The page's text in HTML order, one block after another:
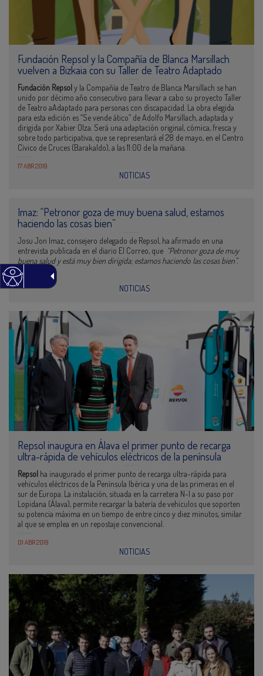
Fundación Repsol y la Compañía de Blanca Marsillach
vuelven a Bizkaia con su Taller de Teatro Adaptado
Fundación Repsoly la Compañía de Teatro de Blanca Marsillach se han
unido por décimo año consecutivo para llevar a cabo su proyecto Taller
de Teatro aAdaptado para personas con discapacidad. La obra elegida
para esta edición es “Se vende ático” de Adolfo Marsillach, adaptada y
dirigida por Xabier Olza. Será una adaptación original, cómica, fresca y
sobre todo participativa, que se representará el 28 de mayo, en el Centro
Cívico de Cruces (Barakaldo), a las 11:00 de la mañana.
17 ABR 2019
NOTICIAS
Imaz: “Petronor goza de muy buena salud, estamos
haciendo las cosas bien”
Josu Jon Imaz, consejero delegado de Repsol, ha afirmado en una
entrevista publicada en el diario El Correo, que “Petronor goza de muy
buena salud y está muy bien dirigida; estamos haciendo las cosas bien”.
15 ABR 2019
NOTICIAS
Repsol inaugura en Álava el primer punto de recarga
ultra-rápida de vehículos eléctricos de la península
Repsol ha inaugurado el primer punto de recarga ultra-rápida para
vehículos eléctricos de la Península Ibérica y una de las primeras en el
sur de Europa. La instalación, situada en la carretera N-I a su paso por
Lopidana (Álava), permite recargar la batería de vehículos que soporten
su potencia máxima en un tiempo de entre cinco y diez minutos, similar
al que se emplea en un repostaje convencional.
01 ABR 2019
NOTICIAS